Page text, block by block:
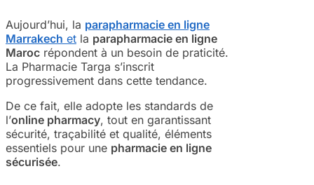
Aujourd’hui, la parapharmacie en ligne
Marrakech et la parapharmacie en ligne
Maroc répondent à un besoin de praticité.
La Pharmacie Targa s’inscrit
progressivement dans cette tendance.
De ce fait, elle adopte les standards de
l’online pharmacy, tout en garantissant
sécurité, traçabilité et qualité, éléments
essentiels pour une pharmacie en ligne
sécurisée.